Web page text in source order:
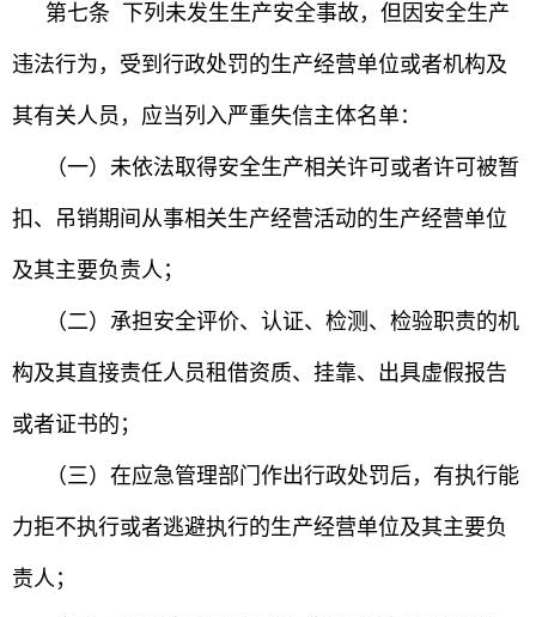
第七条 下列未发生生产安全事故，但因安全生产
违法行为，受到行政处罚的生产经营单位或者机构及
其有关人员，应当列入严重失信主体名单：
（一）未依法取得安全生产相关许可或者许可被暂
扣、吊销期间从事相关生产经营活动的生产经营单位
及其主要负责人；
（二）承担安全评价、认证、检测、检验职责的机
构及其直接责任人员租借资质、挂靠、出具虚假报告
或者证书的；
（三）在应急管理部门作出行政处罚后，有执行能
力拒不执行或者逃避执行的生产经营单位及其主要负
责人；